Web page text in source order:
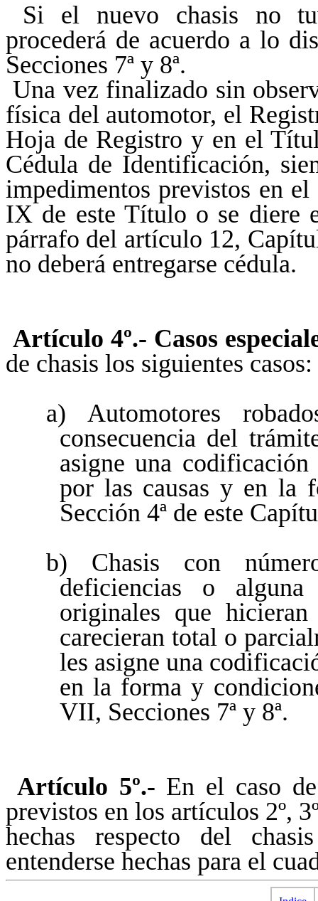
Si el nuevo chasis no
procederá de acuerdo a lo
Secciones 7ª y 8ª.
Una vez finalizado sin
física del automotor, el
Hoja de Registro y en el
Cédula de Identificación,
impedimentos previstos en
IX de este Título o se diere
párrafo del artículo 12,
no deberá entregarse cédula.
Artículo 4º.- Casos
de chasis los siguientes casos:
a) Automotores
consecuencia del
asigne una
por las causas y en la
Sección 4ª de este
b) Chasis con
deficiencias o
originales que
carecieran total o
les asigne una
en la forma y
VII, Secciones 7ª y 8ª.
Artículo 5º.- En el caso
previstos en los artículos 2º,
hechas respecto del
entenderse hechas para el